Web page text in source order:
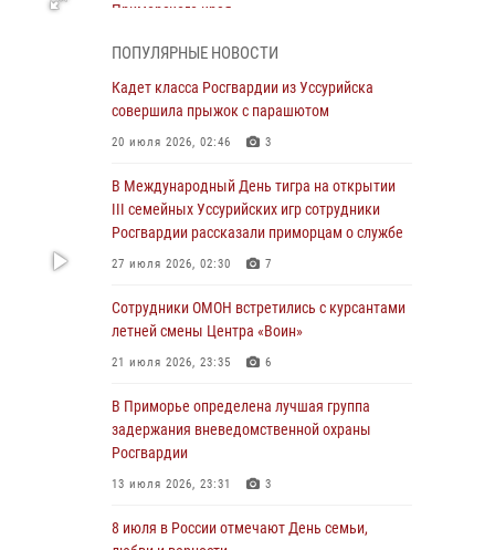
Приморского края
Во Владивостоке во дворе жилого дома
сотрудники вневедомственной охраны
обнаружили запрещенные растения
В День Крещения Руси в Князь-
Владимирском храме – Главном храме
Росгвардии состоялся праздничный молебен
28 июля 2026, 10:29 3
Росгвардейцы в Приморье приняли участие в
28 июля 2026, 05:39 3
В Международный День тигра на открытии
III семейных Уссурийских игр сотрудники
27 июля 2026, 02:30 7
ПОПУЛЯРНЫЕ НОВОСТИ
Кадет класса Росгвардии из Уссурийска
совершила прыжок с парашютом
20 июля 2026, 02:46 3
В Международный День тигра на открытии
III семейных Уссурийских игр сотрудники
Росгвардии рассказали приморцам о службе
27 июля 2026, 02:30 7
Сотрудники ОМОН встретились с курсантами
летней смены Центра «Воин»
21 июля 2026, 23:35 6
В Приморье определена лучшая группа
задержания вневедомственной охраны
Росгвардии
13 июля 2026, 23:31 3
8 июля в России отмечают День семьи,